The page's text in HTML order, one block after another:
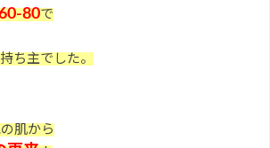
80で
ち主でした。
肌から